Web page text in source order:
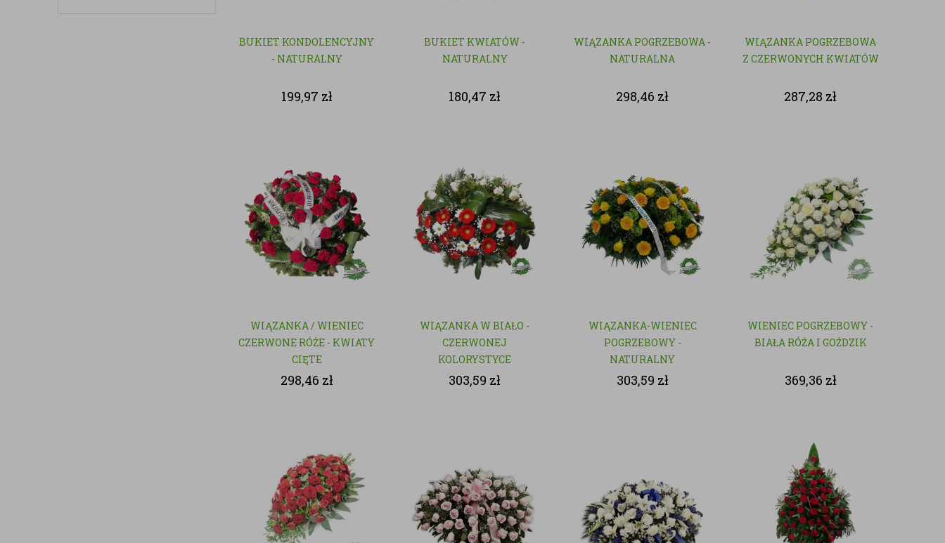
BUKIET KONDOLENCYJNY
- NATURALNY
199,97 zł
BUKIET KWIATÓW -
NATURALNY
180,47 zł
WIĄZANKA POGRZEBOWA -
NATURALNA
298,46 zł
WIĄZANKA POGRZEBOWA
Z CZERWONYCH KWIATÓW
287,28 zł
WIĄZANKA / WIENIEC
CZERWONE RÓŻE - KWIATY
CIĘTE
298,46 zł
WIĄZANKA W BIAŁO -
CZERWONEJ
KOLORYSTYCE
303,59 zł
WIĄZANKA-WIENIEC
POGRZEBOWY -
NATURALNY
303,59 zł
WIENIEC POGRZEBOWY -
BIAŁA RÓŻA I GOŹDZIK
369,36 zł